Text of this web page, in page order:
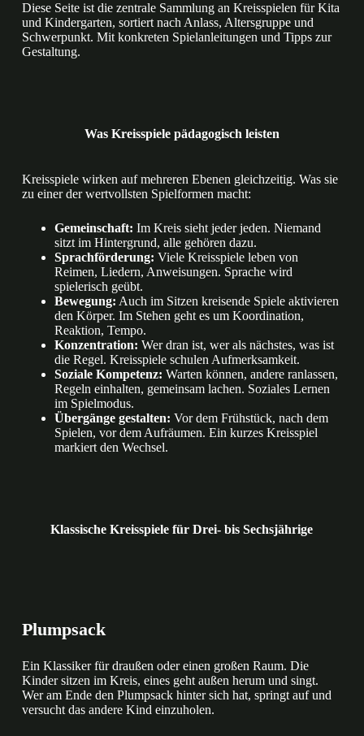
Diese Seite ist die zentrale Sammlung an Kreisspielen für Kita
und Kindergarten, sortiert nach Anlass, Altersgruppe und
Schwerpunkt. Mit konkreten Spielanleitungen und Tipps zur
Gestaltung.
Was Kreisspiele pädagogisch leisten
Kreisspiele wirken auf mehreren Ebenen gleichzeitig. Was sie
zu einer der wertvollsten Spielformen macht:
Gemeinschaft: Im Kreis sieht jeder jeden. Niemand
sitzt im Hintergrund, alle gehören dazu.
Sprachförderung: Viele Kreisspiele leben von
Reimen, Liedern, Anweisungen. Sprache wird
spielerisch geübt.
Bewegung: Auch im Sitzen kreisende Spiele aktivieren
den Körper. Im Stehen geht es um Koordination,
Reaktion, Tempo.
Konzentration: Wer dran ist, wer als nächstes, was ist
die Regel. Kreisspiele schulen Aufmerksamkeit.
Soziale Kompetenz: Warten können, andere ranlassen,
Regeln einhalten, gemeinsam lachen. Soziales Lernen
im Spielmodus.
Übergänge gestalten: Vor dem Frühstück, nach dem
Spielen, vor dem Aufräumen. Ein kurzes Kreisspiel
markiert den Wechsel.
Klassische Kreisspiele für Drei- bis Sechsjährige
Plumpsack
Ein Klassiker für draußen oder einen großen Raum. Die
Kinder sitzen im Kreis, eines geht außen herum und singt.
Wer am Ende den Plumpsack hinter sich hat, springt auf und
versucht das andere Kind einzuholen.